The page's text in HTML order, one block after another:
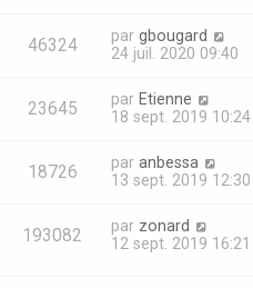
46324 par gbougard
24 juil. 2020 09:40
23645 par Etienne
18 sept. 2019 10:24
18726 par anbessa
13 sept. 2019 12:30
193082 par zonard
12 sept. 2019 16:21